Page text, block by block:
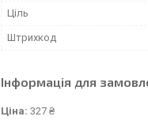
Ціль
Штрихкод
Інформація для
Ціна: 327 ₴